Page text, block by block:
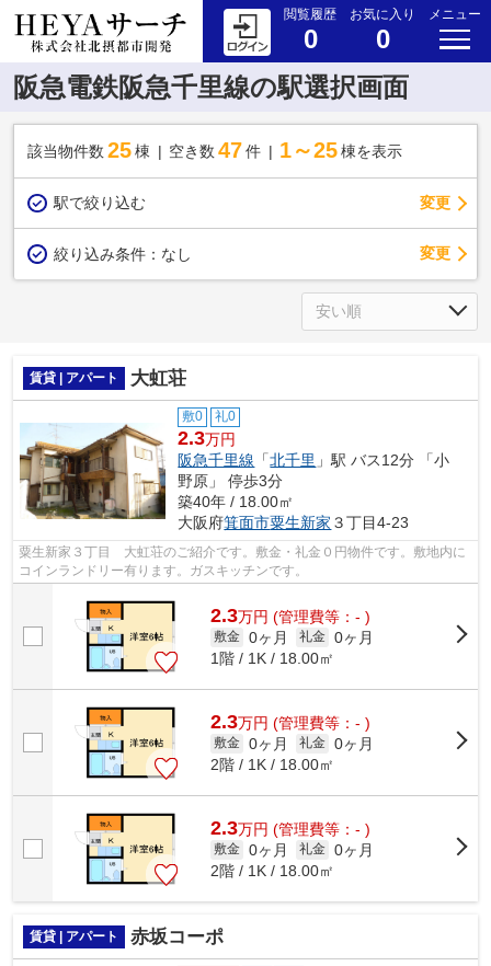
閲覧履歴
0
お気に入り
0
メニュー
阪急電鉄阪急千里線の駅選択画面
該当物件数 25棟 空き数 47 件 1～25 棟を表示
駅で絞り込む 変更
絞り込み条件： なし 変更
賃貸 | アパート 大虹荘
敷0 礼0
2.3万円
阪急千里線 「北千里 」駅 バス12分 「小
野原」 停歩3分
築40年 / 18.00㎡
大阪府箕面市粟生新家 ３丁目4-23
粟生新家３丁目 大虹荘のご紹介です。敷金・礼金０円物件です。敷地内に
コインランドリー有ります。ガスキッチンです。
2.3万円 (管理費等：- )
敷金 0ヶ月 礼金 0ヶ月
1階 / 1K / 18.00㎡
2.3万円 (管理費等：- )
敷金 0ヶ月 礼金 0ヶ月
2階 / 1K / 18.00㎡
2.3万円 (管理費等：- )
敷金 0ヶ月 礼金 0ヶ月
2階 / 1K / 18.00㎡
賃貸 | アパート 赤坂コーポ